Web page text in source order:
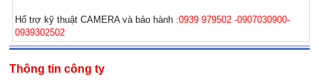
Hổ trợ kỹ thuật CAMERA và bảo hành :0939 979502 -0907030900-
0939302502
Thông tin công ty